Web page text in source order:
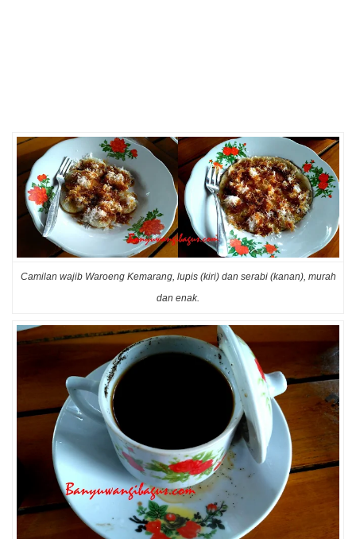
Camilan wajib Waroeng Kemarang, lupis (kiri) dan serabi (kanan), murah
dan enak.